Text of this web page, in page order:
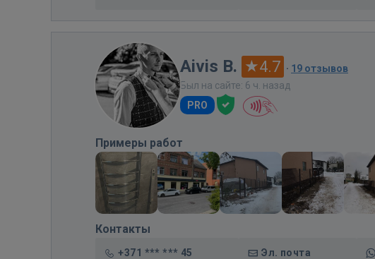
Aivis B. 4.7 · 19 отзывов
Был на сайте: 6 ч. назад
PRO
Примеры работ
Контакты
+371 *** *** 45 Эл. почта